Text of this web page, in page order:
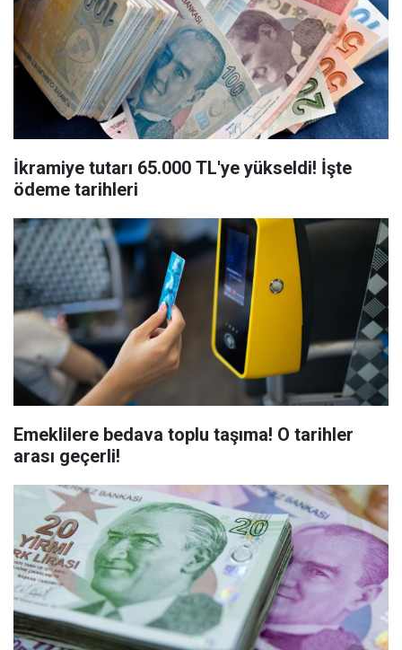
İkramiye tutarı 65.000 TL'ye yükseldi! İşte
ödeme tarihleri
Emeklilere bedava toplu taşıma! O tarihler
arası geçerli!